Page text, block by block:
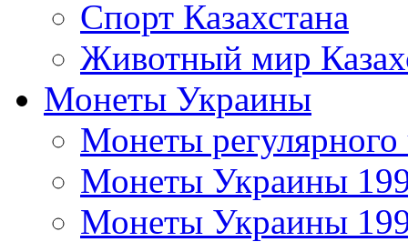
Спорт Казахстана
Животный мир
Монеты Украины
Монеты регулярного
Монеты Украины
Монеты Украины